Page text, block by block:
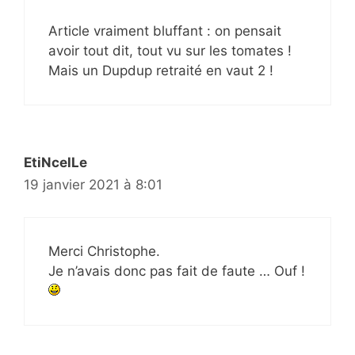
Article vraiment bluffant : on pensait
avoir tout dit, tout vu sur les tomates !
Mais un Dupdup retraité en vaut 2 !
EtiNcelLe
19 janvier 2021 à 8:01
Merci Christophe.
Je n’avais donc pas fait de faute … Ouf !